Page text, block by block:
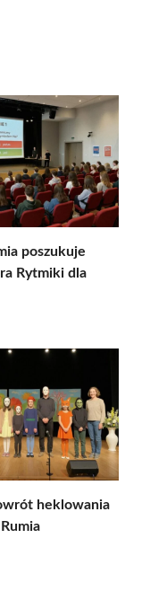
poszukuje
Rytmiki dla
heklowania